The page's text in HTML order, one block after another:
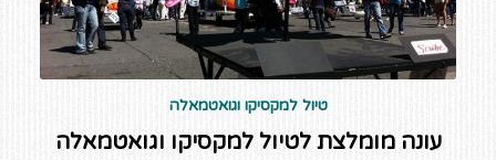
טיול למקסיקו וגואטמאלה
עונה מומלצת לטיול למקסיקו וגואטמאלה